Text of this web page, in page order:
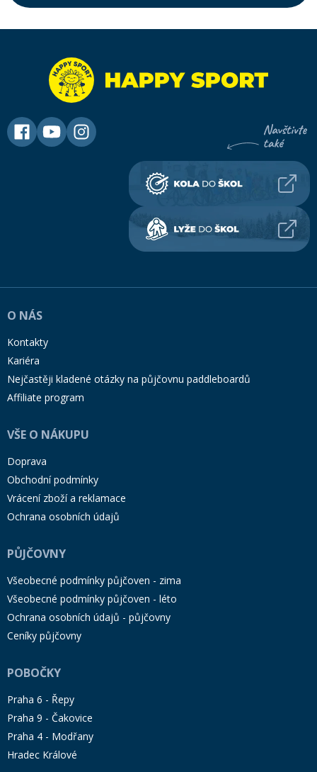
O NÁS
Kontakty
Kariéra
Nejčastěji kladené otázky na půjčovnu paddleboardů
Affiliate program
VŠE O NÁKUPU
Doprava
Obchodní podmínky
Vrácení zboží a reklamace
Ochrana osobních údajů
PŮJČOVNY
Všeobecné podmínky půjčoven - zima
Všeobecné podmínky půjčoven - léto
Ochrana osobních údajů - půjčovny
Ceníky půjčovny
POBOČKY
Praha 6 - Řepy
Praha 9 - Čakovice
Praha 4 - Modřany
Hradec Králové